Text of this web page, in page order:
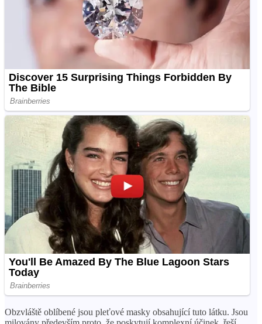
Obzvláště oblíbené jsou pleťové masky obsahující tuto látku. Jsou